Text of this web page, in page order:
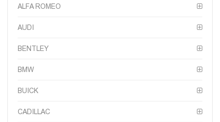
ALFA ROMEO
AUDI
BENTLEY
BMW
BUICK
CADILLAC